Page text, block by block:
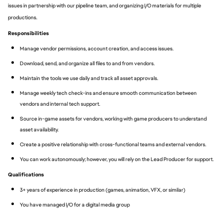
issues in partnership with our pipeline team, and organizing I/O materials for multiple
productions.
Responsibilities
Manage vendor permissions, account creation, and access issues.
Download, send, and organize all files to and from vendors.
Maintain the tools we use daily and track all asset approvals.
Manage weekly tech check-ins and ensure smooth communication between
vendors and internal tech support.
Source in-game assets for vendors, working with game producers to understand
asset availability.
Create a positive relationship with cross-functional teams and external vendors.
You can work autonomously; however, you will rely on the Lead Producer for support.
Qualifications
3+ years of experience in production (games, animation, VFX, or similar)
You have managed I/O for a digital media group